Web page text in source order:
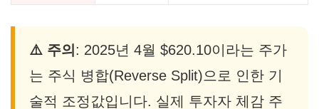
⚠️ 주의 : 2025년 4월 $620.10이라는 주가
는 주식 병합(Reverse Split)으로 인한 기
술적 조정값입니다. 실제 투자자 체감 주